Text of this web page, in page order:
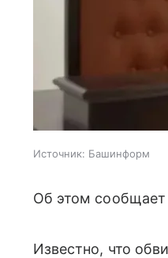
Источник: Башинформ
Об этом сообщает
Известно, что